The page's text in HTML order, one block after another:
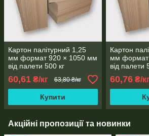
Картон палітурний 1,25
мм формат 920 × 1050 мм
від палети 500 кг
60,61 ₴/кг 63,80 ₴/кг
Купити
Картон
мм
від палети
60,76₴/
Акційні пропозиції та новинки